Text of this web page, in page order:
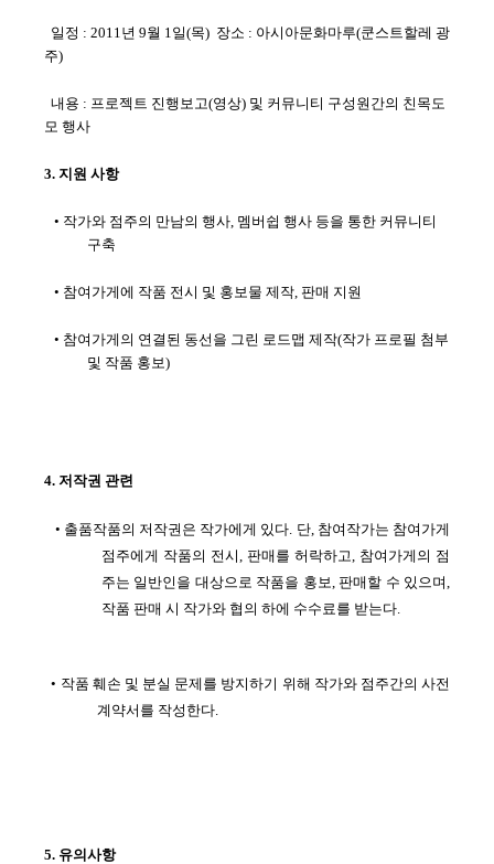
일정 : 2011년 9월 1일(목) 장소 : 아시아문화마루(쿤스트할레 광
주)
내용 : 프로젝트 진행보고(영상) 및 커뮤니티 구성원간의 친목도
모 행사
3. 지원 사항
• 작가와 점주의 만남의 행사, 멤버쉽 행사 등을 통한 커뮤니티
구축
• 참여가게에 작품 전시 및 홍보물 제작, 판매 지원
• 참여가게의 연결된 동선을 그린 로드맵 제작(작가 프로필 첨부
및 작품 홍보)
4. 저작권 관련
• 출품작품의 저작권은 작가에게 있다. 단, 참여작가는 참여가게
점주에게 작품의 전시, 판매를 허락하고, 참여가게의 점
주는 일반인을 대상으로 작품을 홍보, 판매할 수 있으며,
작품 판매 시 작가와 협의 하에 수수료를 받는다.
• 작품 훼손 및 분실 문제를 방지하기 위해 작가와 점주간의 사전
계약서를 작성한다.
5. 유의사항